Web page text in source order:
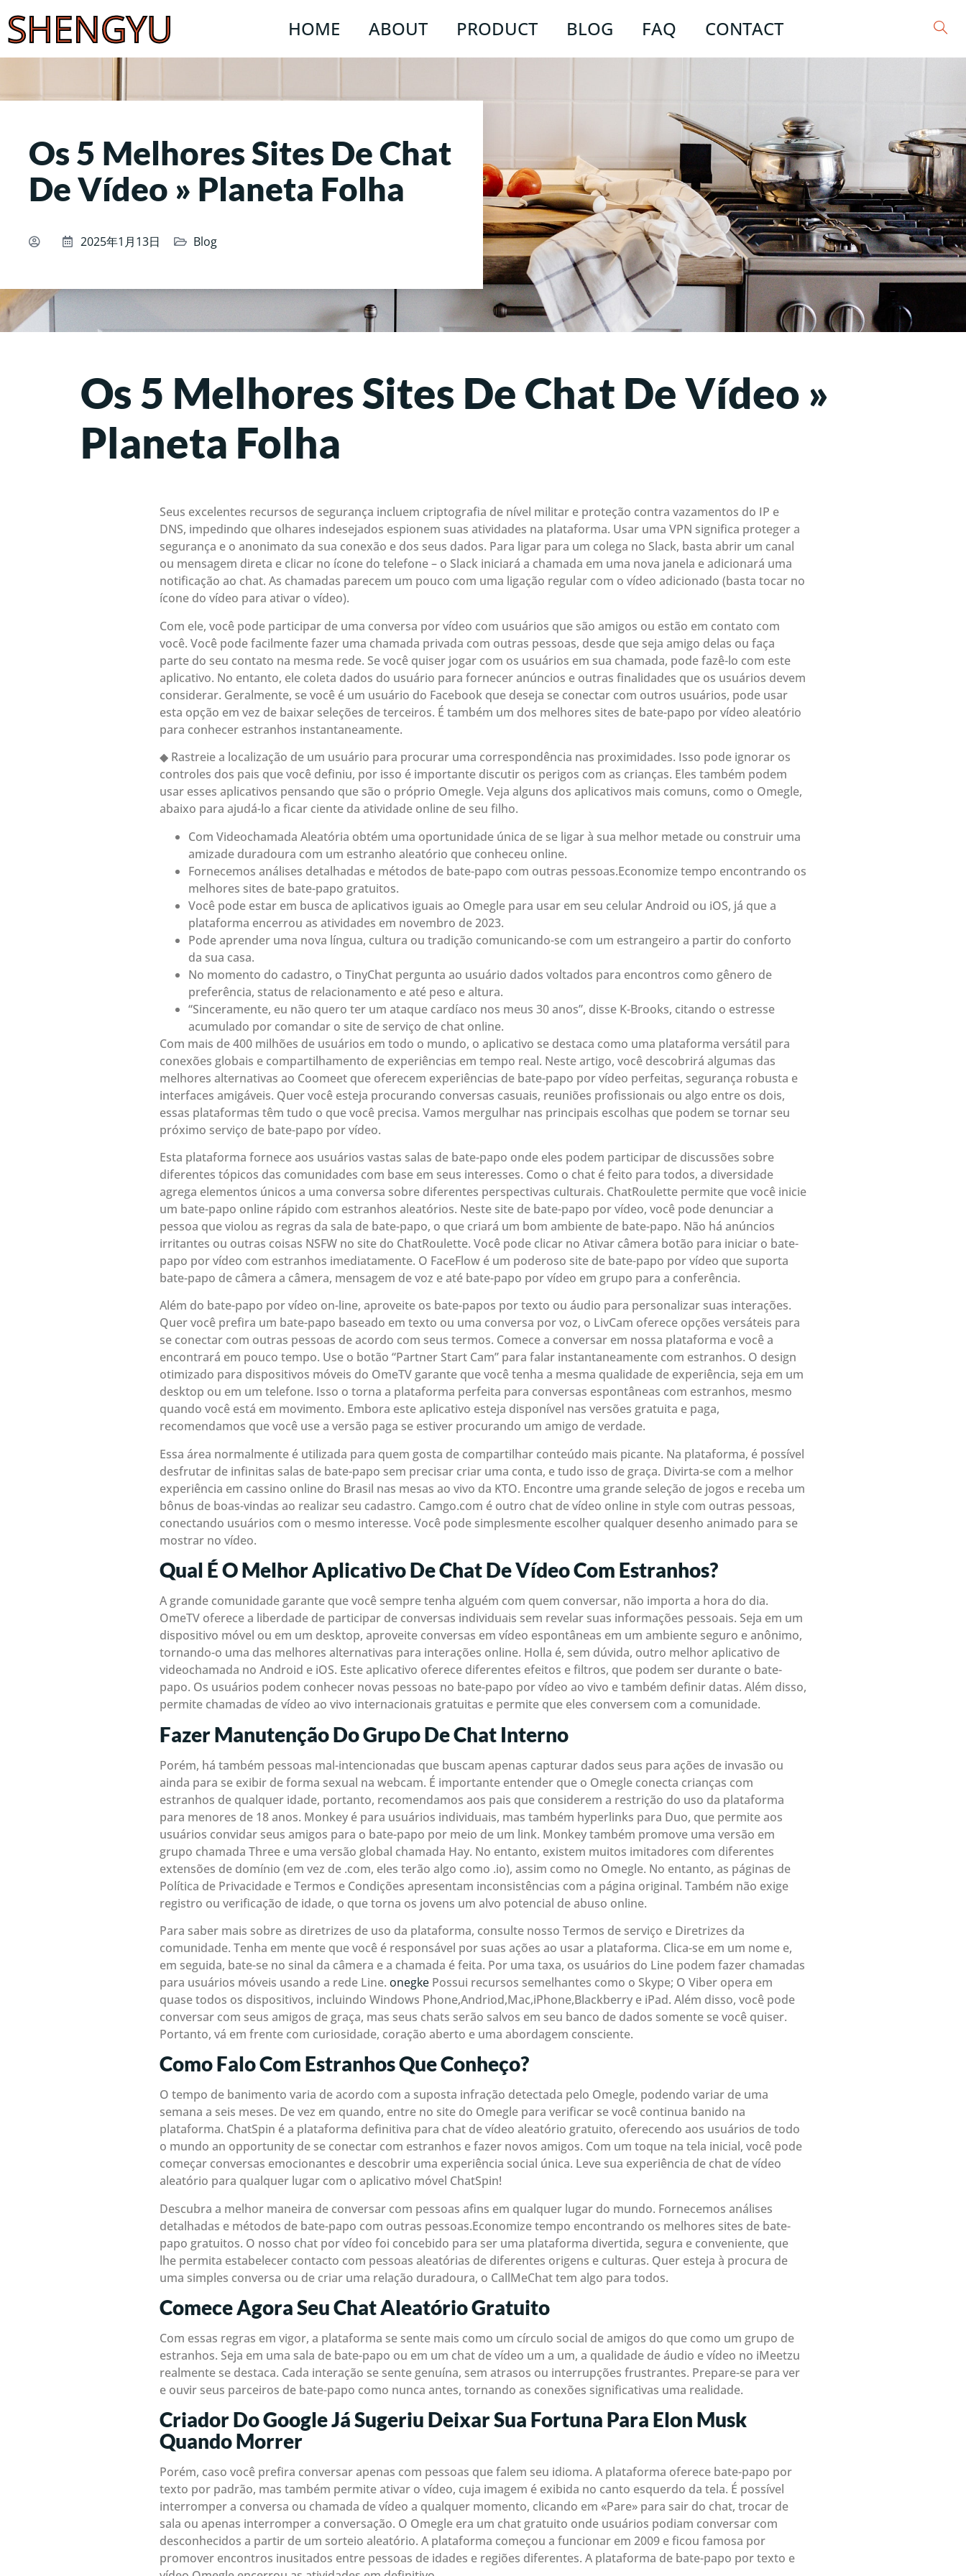
SHENGYU HOME ABOUT PRODUCT BLOG FAQ CONTACT
Os 5 Melhores Sites De Chat
De Vídeo » Planeta Folha
2025年1月13日 Blog
Os 5 Melhores Sites De Chat De Vídeo »
Planeta Folha
Seus excelentes recursos de segurança incluem criptografia de nível militar e proteção contra vazamentos do IP e
DNS, impedindo que olhares indesejados espionem suas atividades na plataforma. Usar uma VPN significa proteger a
segurança e o anonimato da sua conexão e dos seus dados. Para ligar para um colega no Slack, basta abrir um canal
ou mensagem direta e clicar no ícone do telefone – o Slack iniciará a chamada em uma nova janela e adicionará uma
notificação ao chat. As chamadas parecem um pouco com uma ligação regular com o vídeo adicionado (basta tocar no
ícone do vídeo para ativar o vídeo).
Com ele, você pode participar de uma conversa por vídeo com usuários que são amigos ou estão em contato com
você. Você pode facilmente fazer uma chamada privada com outras pessoas, desde que seja amigo delas ou faça
parte do seu contato na mesma rede. Se você quiser jogar com os usuários em sua chamada, pode fazê-lo com este
aplicativo. No entanto, ele coleta dados do usuário para fornecer anúncios e outras finalidades que os usuários devem
considerar. Geralmente, se você é um usuário do Facebook que deseja se conectar com outros usuários, pode usar
esta opção em vez de baixar seleções de terceiros. É também um dos melhores sites de bate-papo por vídeo aleatório
para conhecer estranhos instantaneamente.
◆ Rastreie a localização de um usuário para procurar uma correspondência nas proximidades. Isso pode ignorar os
controles dos pais que você definiu, por isso é importante discutir os perigos com as crianças. Eles também podem
usar esses aplicativos pensando que são o próprio Omegle. Veja alguns dos aplicativos mais comuns, como o Omegle,
abaixo para ajudá-lo a ficar ciente da atividade online de seu filho.
Com Videochamada Aleatória obtém uma oportunidade única de se ligar à sua melhor metade ou construir uma
amizade duradoura com um estranho aleatório que conheceu online.
Fornecemos análises detalhadas e métodos de bate-papo com outras pessoas.Economize tempo encontrando os
melhores sites de bate-papo gratuitos.
Você pode estar em busca de aplicativos iguais ao Omegle para usar em seu celular Android ou iOS, já que a
plataforma encerrou as atividades em novembro de 2023.
Pode aprender uma nova língua, cultura ou tradição comunicando-se com um estrangeiro a partir do conforto
da sua casa.
No momento do cadastro, o TinyChat pergunta ao usuário dados voltados para encontros como gênero de
preferência, status de relacionamento e até peso e altura.
“Sinceramente, eu não quero ter um ataque cardíaco nos meus 30 anos”, disse K-Brooks, citando o estresse
acumulado por comandar o site de serviço de chat online.
Com mais de 400 milhões de usuários em todo o mundo, o aplicativo se destaca como uma plataforma versátil para
conexões globais e compartilhamento de experiências em tempo real. Neste artigo, você descobrirá algumas das
melhores alternativas ao Coomeet que oferecem experiências de bate-papo por vídeo perfeitas, segurança robusta e
interfaces amigáveis. Quer você esteja procurando conversas casuais, reuniões profissionais ou algo entre os dois,
essas plataformas têm tudo o que você precisa. Vamos mergulhar nas principais escolhas que podem se tornar seu
próximo serviço de bate-papo por vídeo.
Esta plataforma fornece aos usuários vastas salas de bate-papo onde eles podem participar de discussões sobre
diferentes tópicos das comunidades com base em seus interesses. Como o chat é feito para todos, a diversidade
agrega elementos únicos a uma conversa sobre diferentes perspectivas culturais. ChatRoulette permite que você inicie
um bate-papo online rápido com estranhos aleatórios. Neste site de bate-papo por vídeo, você pode denunciar a
pessoa que violou as regras da sala de bate-papo, o que criará um bom ambiente de bate-papo. Não há anúncios
irritantes ou outras coisas NSFW no site do ChatRoulette. Você pode clicar no Ativar câmera botão para iniciar o bate-
papo por vídeo com estranhos imediatamente. O FaceFlow é um poderoso site de bate-papo por vídeo que suporta
bate-papo de câmera a câmera, mensagem de voz e até bate-papo por vídeo em grupo para a conferência.
Além do bate-papo por vídeo on-line, aproveite os bate-papos por texto ou áudio para personalizar suas interações.
Quer você prefira um bate-papo baseado em texto ou uma conversa por voz, o LivCam oferece opções versáteis para
se conectar com outras pessoas de acordo com seus termos. Comece a conversar em nossa plataforma e você a
encontrará em pouco tempo. Use o botão “Partner Start Cam” para falar instantaneamente com estranhos. O design
otimizado para dispositivos móveis do OmeTV garante que você tenha a mesma qualidade de experiência, seja em um
desktop ou em um telefone. Isso o torna a plataforma perfeita para conversas espontâneas com estranhos, mesmo
quando você está em movimento. Embora este aplicativo esteja disponível nas versões gratuita e paga,
recomendamos que você use a versão paga se estiver procurando um amigo de verdade.
Essa área normalmente é utilizada para quem gosta de compartilhar conteúdo mais picante. Na plataforma, é possível
desfrutar de infinitas salas de bate-papo sem precisar criar uma conta, e tudo isso de graça. Divirta-se com a melhor
experiência em cassino online do Brasil nas mesas ao vivo da KTO. Encontre uma grande seleção de jogos e receba um
bônus de boas-vindas ao realizar seu cadastro. Camgo.com é outro chat de vídeo online in style com outras pessoas,
conectando usuários com o mesmo interesse. Você pode simplesmente escolher qualquer desenho animado para se
mostrar no vídeo.
Qual É O Melhor Aplicativo De Chat De Vídeo Com Estranhos?
A grande comunidade garante que você sempre tenha alguém com quem conversar, não importa a hora do dia.
OmeTV oferece a liberdade de participar de conversas individuais sem revelar suas informações pessoais. Seja em um
dispositivo móvel ou em um desktop, aproveite conversas em vídeo espontâneas em um ambiente seguro e anônimo,
tornando-o uma das melhores alternativas para interações online. Holla é, sem dúvida, outro melhor aplicativo de
videochamada no Android e iOS. Este aplicativo oferece diferentes efeitos e filtros, que podem ser durante o bate-
papo. Os usuários podem conhecer novas pessoas no bate-papo por vídeo ao vivo e também definir datas. Além disso,
permite chamadas de vídeo ao vivo internacionais gratuitas e permite que eles conversem com a comunidade.
Fazer Manutenção Do Grupo De Chat Interno
Porém, há também pessoas mal-intencionadas que buscam apenas capturar dados seus para ações de invasão ou
ainda para se exibir de forma sexual na webcam. É importante entender que o Omegle conecta crianças com
estranhos de qualquer idade, portanto, recomendamos aos pais que considerem a restrição do uso da plataforma
para menores de 18 anos. Monkey é para usuários individuais, mas também hyperlinks para Duo, que permite aos
usuários convidar seus amigos para o bate-papo por meio de um link. Monkey também promove uma versão em
grupo chamada Three e uma versão global chamada Hay. No entanto, existem muitos imitadores com diferentes
extensões de domínio (em vez de .com, eles terão algo como .io), assim como no Omegle. No entanto, as páginas de
Política de Privacidade e Termos e Condições apresentam inconsistências com a página original. Também não exige
registro ou verificação de idade, o que torna os jovens um alvo potencial de abuso online.
Para saber mais sobre as diretrizes de uso da plataforma, consulte nosso Termos de serviço e Diretrizes da
comunidade. Tenha em mente que você é responsável por suas ações ao usar a plataforma. Clica-se em um nome e,
em seguida, bate-se no sinal da câmera e a chamada é feita. Por uma taxa, os usuários do Line podem fazer chamadas
para usuários móveis usando a rede Line. onegke Possui recursos semelhantes como o Skype; O Viber opera em
quase todos os dispositivos, incluindo Windows Phone,Andriod,Mac,iPhone,Blackberry e iPad. Além disso, você pode
conversar com seus amigos de graça, mas seus chats serão salvos em seu banco de dados somente se você quiser.
Portanto, vá em frente com curiosidade, coração aberto e uma abordagem consciente.
Como Falo Com Estranhos Que Conheço?
O tempo de banimento varia de acordo com a suposta infração detectada pelo Omegle, podendo variar de uma
semana a seis meses. De vez em quando, entre no site do Omegle para verificar se você continua banido na
plataforma. ChatSpin é a plataforma definitiva para chat de vídeo aleatório gratuito, oferecendo aos usuários de todo
o mundo an opportunity de se conectar com estranhos e fazer novos amigos. Com um toque na tela inicial, você pode
começar conversas emocionantes e descobrir uma experiência social única. Leve sua experiência de chat de vídeo
aleatório para qualquer lugar com o aplicativo móvel ChatSpin!
Descubra a melhor maneira de conversar com pessoas afins em qualquer lugar do mundo. Fornecemos análises
detalhadas e métodos de bate-papo com outras pessoas.Economize tempo encontrando os melhores sites de bate-
papo gratuitos. O nosso chat por vídeo foi concebido para ser uma plataforma divertida, segura e conveniente, que
lhe permita estabelecer contacto com pessoas aleatórias de diferentes origens e culturas. Quer esteja à procura de
uma simples conversa ou de criar uma relação duradoura, o CallMeChat tem algo para todos.
Comece Agora Seu Chat Aleatório Gratuito
Com essas regras em vigor, a plataforma se sente mais como um círculo social de amigos do que como um grupo de
estranhos. Seja em uma sala de bate-papo ou em um chat de vídeo um a um, a qualidade de áudio e vídeo no iMeetzu
realmente se destaca. Cada interação se sente genuína, sem atrasos ou interrupções frustrantes. Prepare-se para ver
e ouvir seus parceiros de bate-papo como nunca antes, tornando as conexões significativas uma realidade.
Criador Do Google Já Sugeriu Deixar Sua Fortuna Para Elon Musk
Quando Morrer
Porém, caso você prefira conversar apenas com pessoas que falem seu idioma. A plataforma oferece bate-papo por
texto por padrão, mas também permite ativar o vídeo, cuja imagem é exibida no canto esquerdo da tela. É possível
interromper a conversa ou chamada de vídeo a qualquer momento, clicando em «Pare» para sair do chat, trocar de
sala ou apenas interromper a conversação. O Omegle era um chat gratuito onde usuários podiam conversar com
desconhecidos a partir de um sorteio aleatório. A plataforma começou a funcionar em 2009 e ficou famosa por
promover encontros inusitados entre pessoas de idades e regiões diferentes. A plataforma de bate-papo por texto e